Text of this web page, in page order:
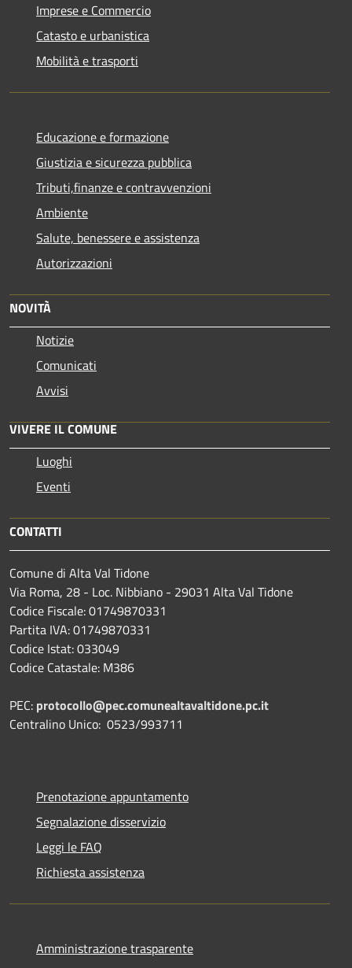
Imprese e Commercio
Catasto e urbanistica
Mobilità e trasporti
Educazione e formazione
Giustizia e sicurezza pubblica
Tributi,finanze e contravvenzioni
Ambiente
Salute, benessere e assistenza
Autorizzazioni
NOVITÀ
Notizie
Comunicati
Avvisi
VIVERE IL COMUNE
Luoghi
Eventi
CONTATTI
Comune di Alta Val Tidone
Via Roma, 28 - Loc. Nibbiano - 29031 Alta Val Tidone
Codice Fiscale: 01749870331
Partita IVA: 01749870331
Codice Istat: 033049
Codice Catastale: M386
PEC: protocollo@pec.comunealtavaltidone.pc.it
Centralino Unico: 0523/993711
Prenotazione appuntamento
Segnalazione disservizio
Leggi le FAQ
Richiesta assistenza
Amministrazione trasparente